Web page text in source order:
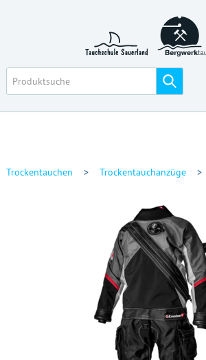
Trockentauchen > Trockentauchanzüge >